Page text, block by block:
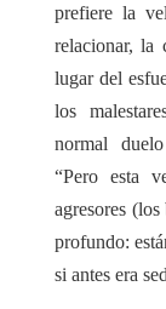
prefiere la
relacionar, la
lugar del
los
normal
“Pero esta
agresores
profundo:
si antes era